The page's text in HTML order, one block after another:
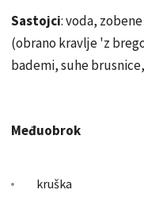
Sastojci: voda,
(obrano kravlje 'z
bademi, suhe
Međuobrok
kruška